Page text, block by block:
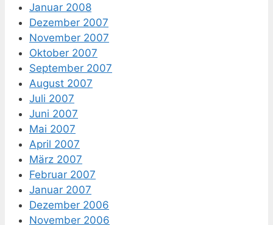
Januar 2008
Dezember 2007
November 2007
Oktober 2007
September 2007
August 2007
Juli 2007
Juni 2007
Mai 2007
April 2007
März 2007
Februar 2007
Januar 2007
Dezember 2006
November 2006